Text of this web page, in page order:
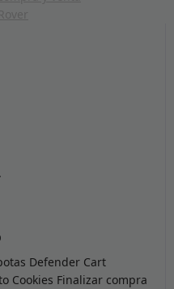
Defender Cart
Cookies Finalizar compra